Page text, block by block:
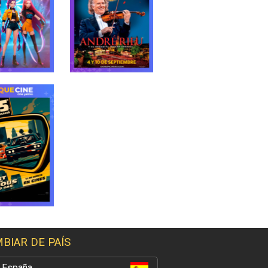
DE PAÍS